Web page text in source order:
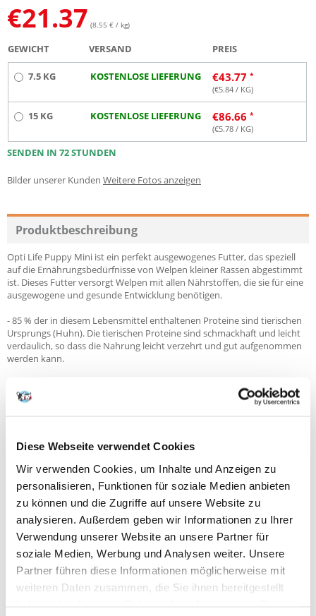
Diese Webseite verwendet Cookies
Wir verwenden Cookies, um Inhalte und Anzeigen zu
personalisieren, Funktionen für soziale Medien anbieten
zu können und die Zugriffe auf unsere Website zu
analysieren. Außerdem geben wir Informationen zu Ihrer
Verwendung unserer Website an unsere Partner für
soziale Medien, Werbung und Analysen weiter. Unsere
Partner führen diese Informationen möglicherweise mit
weiteren Daten zusammen, die Sie ihnen bereitgestellt
€21.37 (8.55 € / kg)
GEWICHT VERSAND PREIS
7.5 KG KOSTENLOSE LIEFERUNG €43.77
(€5.84 / KG)
15 KG KOSTENLOSE LIEFERUNG €86.66
(€5.78 / KG)
SENDEN IN 72 STUNDEN
Bilder unserer Kunden Weitere Fotos anzeigen
Produktbeschreibung
Opti Life Puppy Mini ist ein perfekt ausgewogenes Futter, das speziell
auf die Ernährungsbedürfnisse von Welpen kleiner Rassen abgestimmt
ist. Dieses Futter versorgt Welpen mit allen Nährstoffen, die sie für eine
ausgewogene und gesunde Entwicklung benötigen.
- 85 % der in diesem Lebensmittel enthaltenen Proteine sind tierischen
Ursprungs (Huhn). Die tierischen Proteine sind schmackhaft und leicht
verdaulich, so dass die Nahrung leicht verzehrt und gut aufgenommen
werden kann.
auch für empfindlichere Welpen.
für ein Wachstum der Welpen, das der idealen Wachstumskurve
entspricht.
- Fructo-Oligosaccharide (FOS) und Mannan-Oligosaccharide (MOS)
stimulieren die Entwicklung der richtigen Darmmikroflora und
regulieren so die Verdauung.
- Ein feines, leicht verdauliches und schmackhaftes 7-mm-Pellet, das
selbst die anspruchsvollsten Welpen zufrieden stellt.